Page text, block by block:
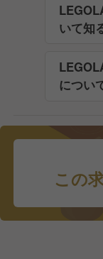
いて知
につい
この